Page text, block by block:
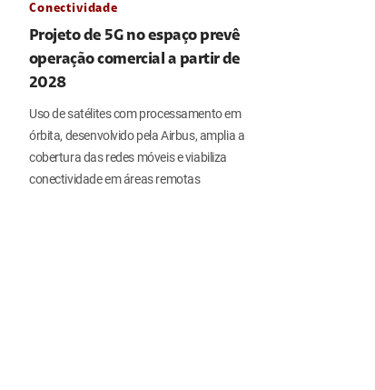
Conectividade
Projeto de 5G no espaço prevê
operação comercial a partir de
2028
Uso de satélites com processamento em
órbita, desenvolvido pela Airbus, amplia a
cobertura das redes móveis e viabiliza
conectividade em áreas remotas